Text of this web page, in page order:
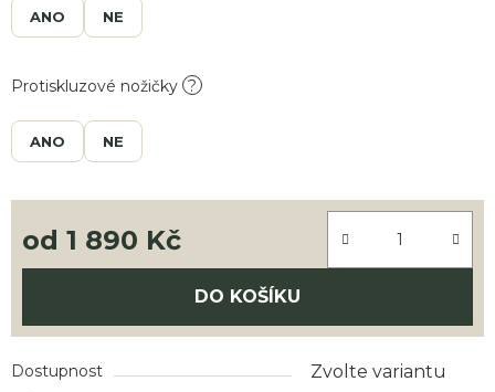
ANO NE
Protiskluzové nožičky ?
ANO NE
od 1 890 Kč
Měrná cena:
DO KOŠÍKU
Dostupnost Zvolte variantu